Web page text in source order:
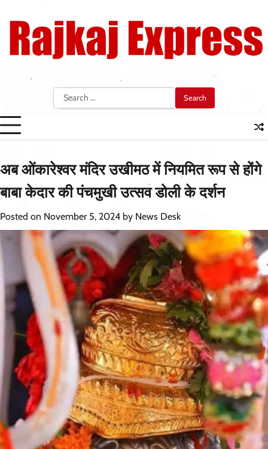
content
Search
for:
अब ओंकारेश्वर मंदिर उखीमठ में नियमित रूप से होंगे
बाबा केदार की पंचमुखी उत्सव डोली के दर्शन
Posted on November 5, 2024 by News Desk